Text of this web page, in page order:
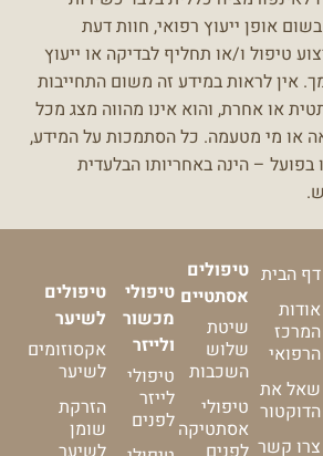
אופן ייעוץ רפואי, חוות דעת
טיפול ו/או תחליף לבדיקה או ייעוץ
אין לראות במידע זה משום התחייבות
או אחרת, והוא אינו מהווה מצג מכל
או מי מטעמה. כל הסתמכות על המידע,
בפועל – הינה באחריותו הבלעדית
דף הבית
אודות
המרכז
הרפואי
שאל את
הדוקטור
צרו קשר
טיפולים
אסתטיים
שיטת
שלוש
השכבות
טיפולי
אסתטיקה
טיפולי
מכשור
ולייזר
טיפולי
לייזר
לפנים
טיפולים
לשיער
אקסוזומים
לשיער
הזרקת
שומן